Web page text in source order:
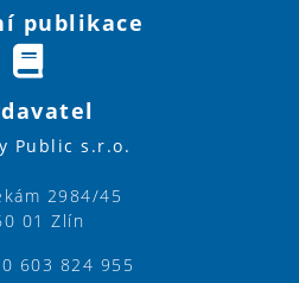
publikace
Public s.r.o.
2984/45
01 Zlín
603 824 955